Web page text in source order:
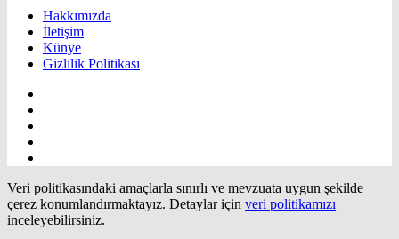
Hakkımızda
İletişim
Künye
Gizlilik Politikası
Veri politikasındaki amaçlarla sınırlı ve mevzuata uygun şekilde
çerez konumlandırmaktayız. Detaylar için veri politikamızı
inceleyebilirsiniz.